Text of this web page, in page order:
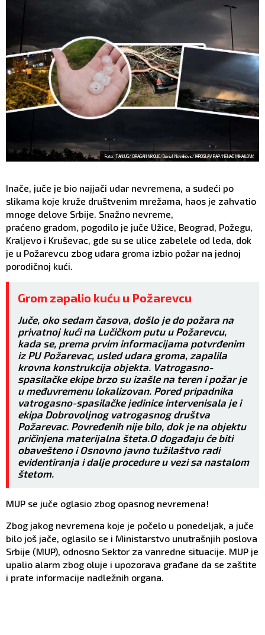
Foto: TANJUG/ DRAGAN NIKOLIC/Deniel Novakovic/JAROSLAV PAP/NENAD MIHAJLOVIĆ
Inače, juče je bio najjači udar nevremena, a sudeći po
slikama koje kruže društvenim mrežama, haos je zahvatio
mnoge delove Srbije. Snažno nevreme,
praćeno gradom, pogodilo je juče Užice, Beograd, Požegu,
Kraljevo i Kruševac, gde su se ulice zabelele od leda, dok
je u Požarevcu zbog udara groma izbio požar na jednoj
porodičnoj kući.
Grom zapalio kuću u Požarevcu
Juče, oko sedam časova, došlo je do požara na
privatnoj kući na Lučičkom putu u Požarevcu,
kada se, prema prvim informacijama potvrđenim
iz PU Požarevac, usled udara groma, zapalila
krovna konstrukcija objekta. Vatrogasno-
spasilačke ekipe brzo su izašle na teren i požar je
u međuvremenu lokalizovan. Pored pripadnika
vatrogasno-spasilačke jedinice intervenisala je i
ekipa Dobrovoljnog vatrogasnog društva
Požarevac. Povređenih nije bilo, dok je na objektu
pričinjena materijalna šteta.O događaju će biti
obavešteno i Osnovno javno tužilaštvo radi
evidentiranja i dalje procedure u vezi sa nastalom
štetom.
MUP se juče oglasio zbog opasnog nevremena!
Zbog jakog nevremena koje je počelo u ponedeljak, a juče
bilo još jače, oglasilo se i Ministarstvo unutrašnjih poslova
Srbije (MUP), odnosno Sektor za vanredne situacije. MUP je
upalio alarm zbog oluje i upozorava građane da se zaštite
i prate informacije nadležnih organa.